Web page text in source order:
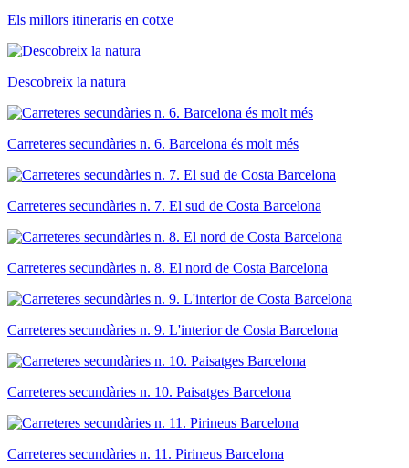
Els millors itineraris en cotxe
Descobreix la natura
Carreteres secundàries n. 6. Barcelona és molt més
Carreteres secundàries n. 7. El sud de Costa Barcelona
Carreteres secundàries n. 8. El nord de Costa Barcelona
Carreteres secundàries n. 9. L'interior de Costa Barcelona
Carreteres secundàries n. 10. Paisatges Barcelona
Carreteres secundàries n. 11. Pirineus Barcelona